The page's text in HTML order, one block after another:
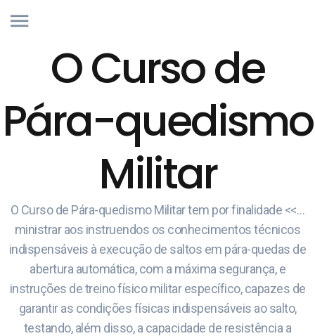
O Curso de
Pára-quedismo
Militar
O Curso de Pára-quedismo Militar tem por finalidade <<…
ministrar aos instruendos os conhecimentos técnicos
indispensáveis à execução de saltos em pára-quedas de
abertura automática, com a máxima segurança, e
instruções de treino físico militar específico, capazes de
garantir as condições físicas indispensáveis ao salto,
testando, além disso, a capacidade de resistência a